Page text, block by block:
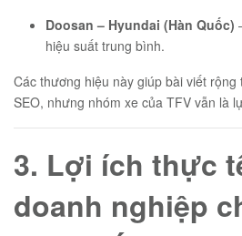
Doosan – Hyundai (Hàn Quốc)
hiệu suất trung bình.
Các thương hiệu này giúp bài viết
SEO, nhưng nhóm xe của TFV vẫn là
3. Lợi ích thực
doanh nghiệp